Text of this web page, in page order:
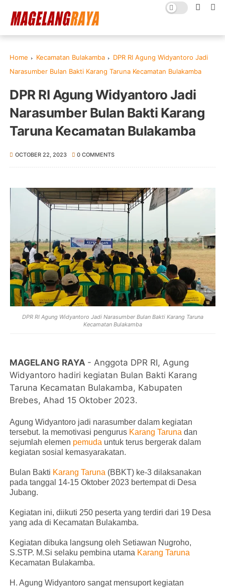
Home Kecamatan Bulakamba
DPR RI Agung Widyantoro Jadi
Narasumber Bulan Bakti Karang Taruna Kecamatan Bulakamba
DPR RI Agung Widyantoro Jadi
Narasumber Bulan Bakti Karang
Taruna Kecamatan Bulakamba
OCTOBER 22, 2023 0 COMMENTS
DPR RI Agung Widyantoro Jadi Narasumber Bulan Bakti Karang Taruna
Kecamatan Bulakamba
MAGELANG RAYA - Anggota DPR RI, Agung
Widyantoro hadiri kegiatan Bulan Bakti Karang
Taruna Kecamatan Bulakamba, Kabupaten
Brebes, Ahad 15 Oktober 2023.
Agung Widyantoro jadi narasumber dalam kegiatan
tersebut. Ia memotivasi pengurus Karang Taruna dan
sejumlah elemen pemuda untuk terus bergerak dalam
kegiatan sosial kemasyarakatan.
Bulan Bakti Karang Taruna (BBKT) ke-3 dilaksanakan
pada tanggal 14-15 Oktober 2023 bertempat di Desa
Jubang.
Kegiatan ini, diikuti 250 peserta yang terdiri dari 19 Desa
yang ada di Kecamatan Bulakamba.
Kegiatan dibuka langsung oleh Setiawan Nugroho,
S.STP. M.Si selaku pembina utama Karang Taruna
Kecamatan Bulakamba.
H. Agung Widyantoro sangat mensuport kegiatan